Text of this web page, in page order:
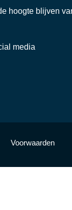
hoogte blijven
media
Voorwaarden